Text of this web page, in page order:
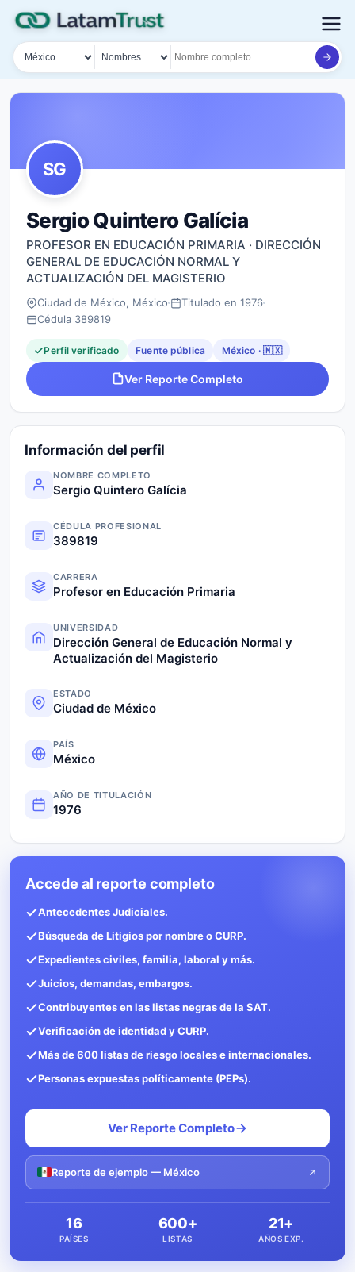
País
Tipo de búsqueda
Nombre o documento
SG
Sergio Quintero Galícia
PROFESOR EN EDUCACIÓN PRIMARIA · DIRECCIÓN
GENERAL DE EDUCACIÓN NORMAL Y
ACTUALIZACIÓN DEL MAGISTERIO
Ciudad de México, México
Titulado en 1976
Cédula 389819
Perfil verificado Fuente pública México · 🇲🇽
Ver Reporte Completo
Información del perfil
NOMBRE COMPLETO
Sergio Quintero Galícia
CÉDULA PROFESIONAL
389819
CARRERA
Profesor en Educación Primaria
UNIVERSIDAD
Dirección General de Educación Normal y
Actualización del Magisterio
ESTADO
Ciudad de México
PAÍS
México
AÑO DE TITULACIÓN
1976
Accede al reporte completo
Antecedentes Judiciales.
Búsqueda de Litigios por nombre o CURP.
Expedientes civiles, familia, laboral y más.
Juicios, demandas, embargos.
Contribuyentes en las listas negras de la SAT.
Verificación de identidad y CURP.
Más de 600 listas de riesgo locales e internacionales.
Personas expuestas políticamente (PEPs).
Ver Reporte Completo
Reporte de ejemplo — México
16
PAÍSES
600+
LISTAS
21+
AÑOS EXP.